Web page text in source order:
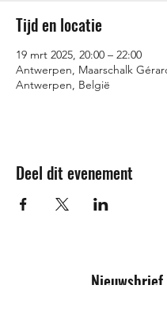
Tijd en locatie
19 mrt 2025, 20:00 – 22:00
Antwerpen, Maarschalk
Antwerpen, België
Deel dit evenement
Nieuwsbrief